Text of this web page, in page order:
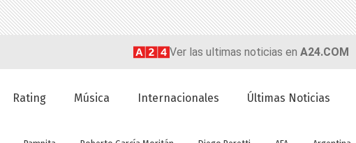
Ver las ultimas noticias en A24.COM
Rating Música Internacionales Últimas Noticias